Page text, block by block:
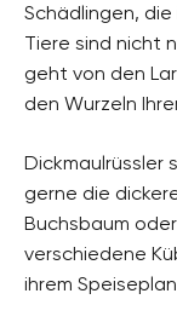
Schädlingen,
Tiere sind nicht
geht von den
den Wurzeln
Dickmaulrüssler
gerne die
Buchsbaum
verschiedene
ihrem